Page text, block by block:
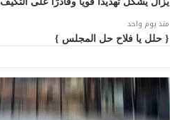
منذ يوم واحد
{ حلل يا فلاح حل المجلس }